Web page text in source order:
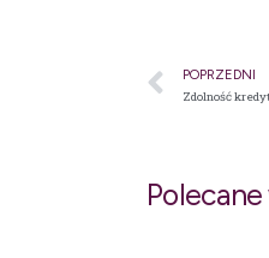
POPRZEDNI
Zdolność